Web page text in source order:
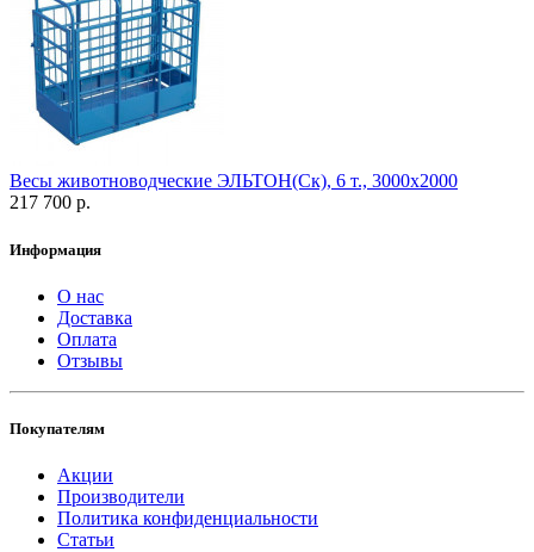
Весы животноводческие ЭЛЬТОН(Ск), 6 т., 3000х2000
217 700 р.
Информация
О нас
Доставка
Оплата
Отзывы
Покупателям
Акции
Производители
Политика конфиденциальности
Статьи